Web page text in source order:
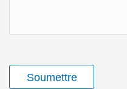
Soumettre